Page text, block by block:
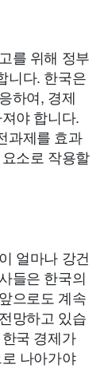
를 위해 정부
니다. 한국은
하여, 경제
야 합니다.
과제를 효과
소로 작용할
얼마나 강건
들은 한국의
으로도 계속
망하고 있습
국 경제가
나아가야